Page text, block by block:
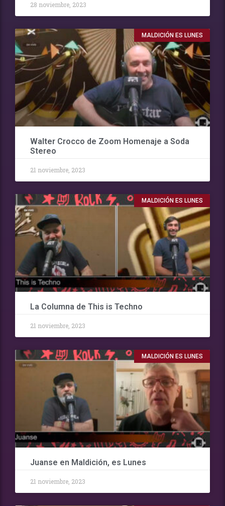
28 noviembre, 2023
MALDICIÓN ES LUNES
Walter Crocco de Zoom Homenaje a Soda
Stereo
21 noviembre, 2023
MALDICIÓN ES LUNES
La Columna de This is Techno
21 noviembre, 2023
MALDICIÓN ES LUNES
Juanse en Maldición, es Lunes
21 noviembre, 2023